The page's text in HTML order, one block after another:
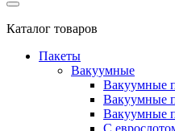
Каталог товаров
Пакеты
Вакуумные
Вакуумные
Вакуумные
Вакуумные
С